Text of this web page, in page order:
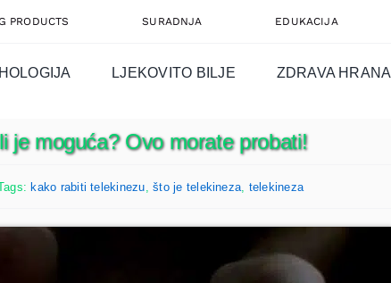
PRODUCTS SURADNJA EDUKACIJA
LJEKOVITO BILJE ZDRAVA HRANA
je moguća? Ovo morate probati!
kako rabiti telekinezu ,što je telekineza telekineza